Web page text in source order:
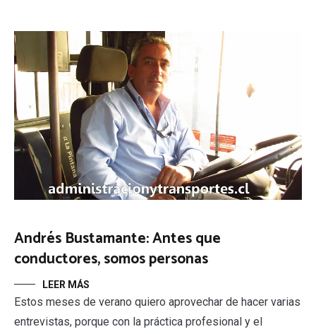
Andrés Bustamante: Antes que
conductores, somos personas
LEER MÁS
Estos meses de verano quiero aprovechar de hacer varias
entrevistas, porque con la práctica profesional y el